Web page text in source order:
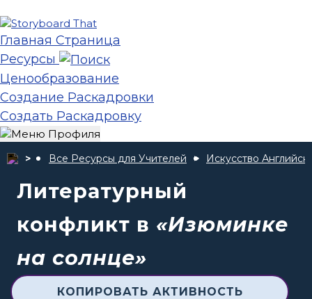
Главная Страница
Ресурсы
Ценообразование
Создание Раскадровки
Создать Раскадровку
Все Ресурсы для Учителей Искусство
Литературный
конфликт в «Изюминке
на солнце»
КОПИРОВАТЬ АКТИВНОСТЬ